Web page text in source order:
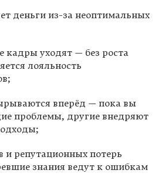
деньги из-за неоптимальных
кадры уходят — без роста
лояльность
вперёд — пока вы
проблемы, другие внедряют
репутационных потерь
знания ведут к ошибкам